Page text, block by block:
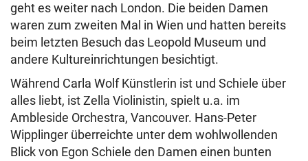
geht es weiter nach London. Die beiden Damen
waren zum zweiten Mal in Wien und hatten bereits
beim letzten Besuch das Leopold Museum und
andere Kultureinrichtungen besichtigt.
Während Carla Wolf Künstlerin ist und Schiele über
alles liebt, ist Zella Violinistin, spielt u.a. im
Ambleside Orchestra, Vancouver. Hans-Peter
Wipplinger überreichte unter dem wohlwollenden
Blick von Egon Schiele den Damen einen bunten